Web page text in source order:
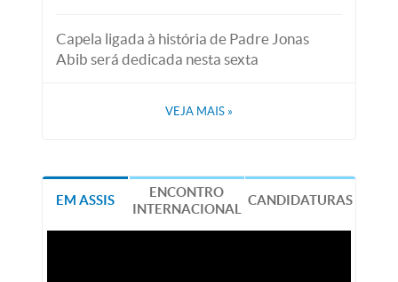
Capela ligada à história de Padre Jonas
Abib será dedicada nesta sexta
VEJA MAIS »
EM ASSIS
ENCONTRO
INTERNACIONAL
CANDIDATURAS